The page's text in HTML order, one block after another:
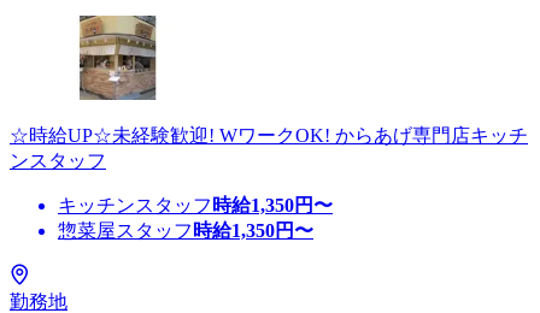
☆時給UP☆未経験歓迎! WワークOK! からあげ専門店キッチ
ンスタッフ
キッチンスタッフ 時給1,350円〜
惣菜屋スタッフ 時給1,350円〜
勤務地